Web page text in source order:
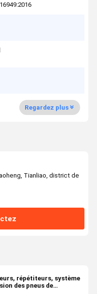
Regardez plus
Tianliao, district de
répétiteurs, système
des pneus de